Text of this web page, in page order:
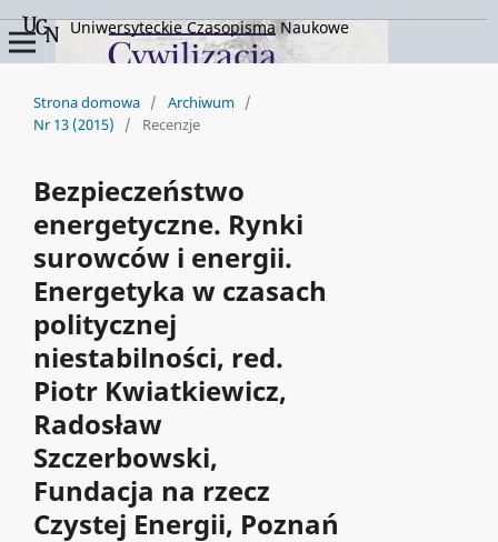
Uniwersyteckie Czasopisma Naukowe
Strona domowa / Archiwum /
Nr 13 (2015)
/ Recenzje
Bezpieczeństwo
energetyczne. Rynki
surowców i energii.
Energetyka w czasach
politycznej
niestabilności, red.
Piotr Kwiatkiewicz,
Radosław
Szczerbowski,
Fundacja na rzecz
Czystej Energii, Poznań